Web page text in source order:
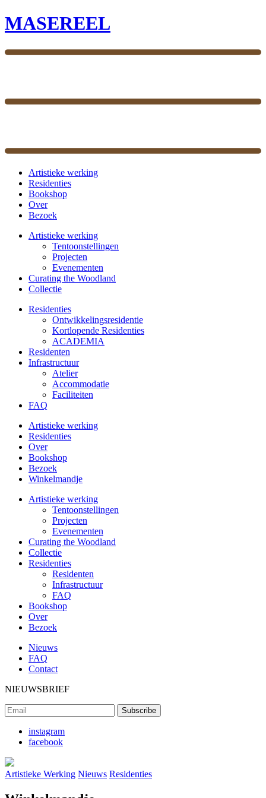
MASEREEL
Artistieke werking
Residenties
Bookshop
Over
Bezoek
Artistieke werking
Tentoonstellingen
Projecten
Evenementen
Curating the Woodland
Collectie
Residenties
Ontwikkelings­residentie
Kortlopende Residenties
ACADEMIA
Residenten
Infrastructuur
Atelier
Accommodatie
Faciliteiten
FAQ
Artistieke werking
Residenties
Over
Bookshop
Bezoek
Winkelmandje
Artistieke werking
Tentoonstellingen
Projecten
Evenementen
Curating the Woodland
Collectie
Residenties
Residenten
Infrastructuur
FAQ
Bookshop
Over
Bezoek
Nieuws
FAQ
Contact
NIEUWSBRIEF
instagram
facebook
Artistieke Werking Nieuws Residenties